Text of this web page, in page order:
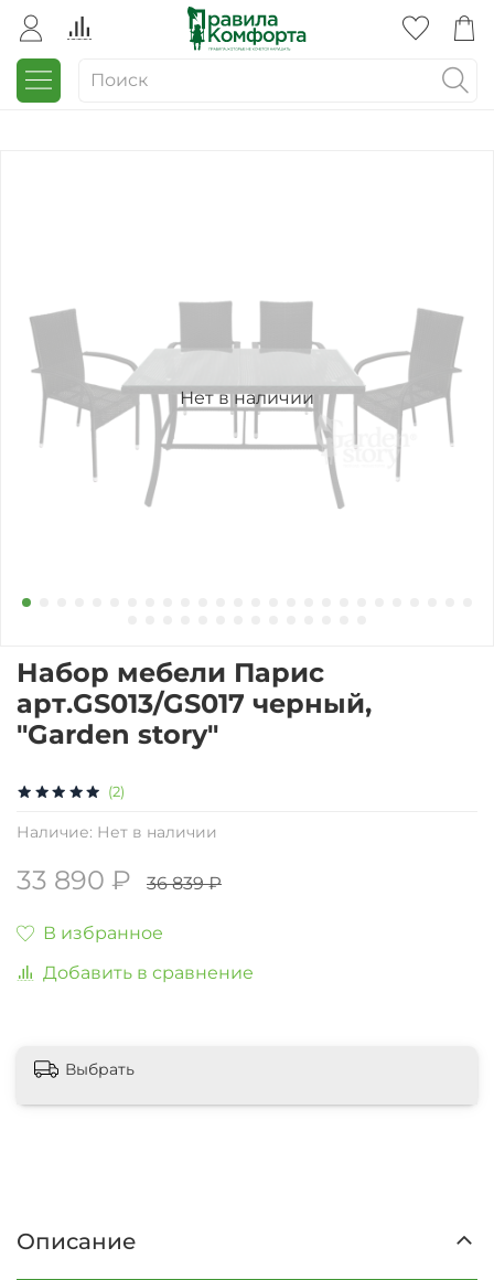
Нет в наличии
(2)
Наличие: Нет в наличии
Набор мебели Парис
арт.GS013/GS017 черный,
"Garden story"
33 890 ₽ 36 839 ₽
В избранное
Добавить в сравнение
Выбрать
Описание